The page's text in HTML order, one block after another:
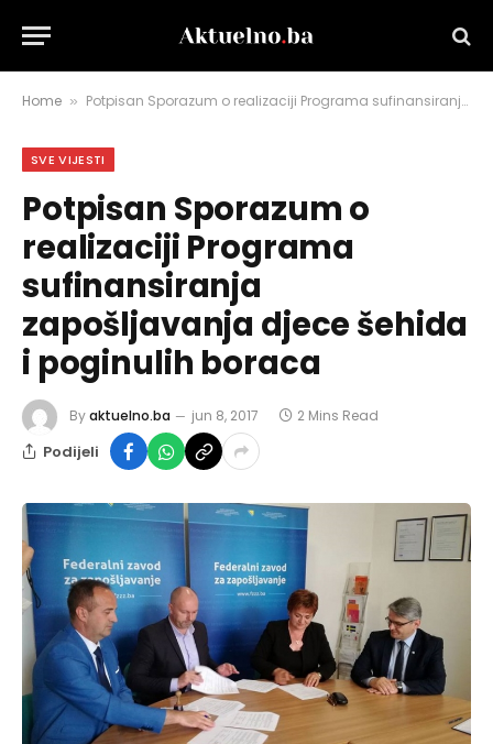
Home » Potpisan Sporazum o realizaciji Programa sufinansiranja zapošljavanja djece šehida i poginulih boraca
SVE VIJESTI
Potpisan Sporazum o
realizaciji Programa
sufinansiranja
zapošljavanja djece šehida
i poginulih boraca
Byaktuelno.ba jun 8, 2017 2 Mins Read
Podijeli